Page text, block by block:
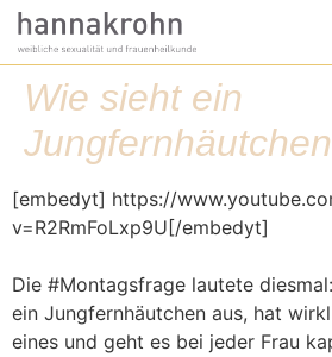
Wie sieht ein
[embedyt] https://
v=R2RmFoLxp9U[/embedyt]
Die #Montagsfrage lautete
ein Jungfernhäutchen aus, hat
eines und geht es bei jeder Frau